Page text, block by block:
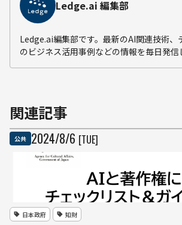
Ledge.ai 編集部
Ledge.ai編集部です。最新のAI関連技術、
のビジネス活用事例などの情報を毎日発信
関連記事
公共 2024/8/6 [TUE]
日本政府 知財